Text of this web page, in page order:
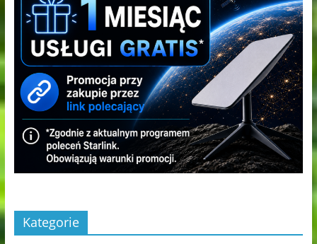
Kategorie